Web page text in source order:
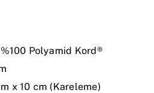
Polyamid Kord®
x 10 cm (Kareleme)